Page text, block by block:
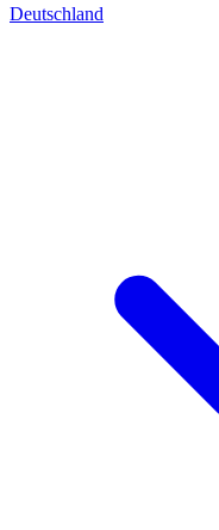
Deutschland